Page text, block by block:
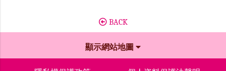
BACK
顯示網站地圖